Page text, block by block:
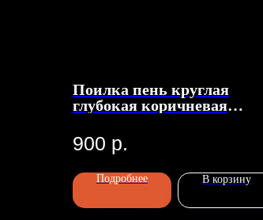
Поилка пень круглая
глубокая коричневая
900 р.
Подробнее В корзину